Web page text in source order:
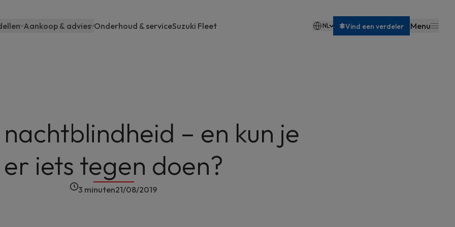
Aankoop & advies Onderhoud & serviceSuzuki Fleet NL Vind een verdeler Menu
– en kun je
er iets tegen doen?
3 minuten21/08/2019